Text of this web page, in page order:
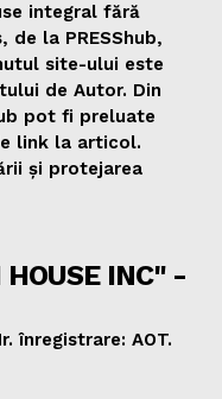
integral fără
la PRESShub,
site-ului este
de Autor. Din
pot fi preluate
link la articol.
și protejarea
HOUSE INC" -
înregistrare: AOT.